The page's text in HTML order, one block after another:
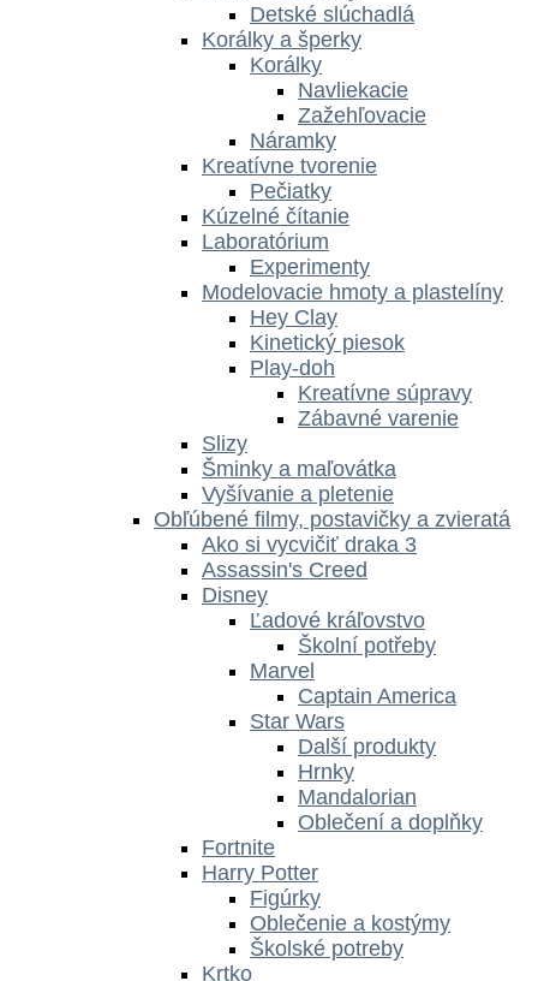
Detské slúchadlá
Korálky a šperky
Korálky
Navliekacie
Zažehľovacie
Náramky
Kreatívne tvorenie
Pečiatky
Kúzelné čítanie
Laboratórium
Experimenty
Modelovacie hmoty a plastelíny
Hey Clay
Kinetický piesok
Play-doh
Kreatívne súpravy
Zábavné varenie
Slizy
Šminky a maľovátka
Vyšívanie a pletenie
Obľúbené filmy, postavičky a zvieratá
Ako si vycvičiť draka 3
Assassin's Creed
Disney
Ľadové kráľovstvo
Školní potřeby
Marvel
Captain America
Star Wars
Další produkty
Hrnky
Mandalorian
Oblečení a doplňky
Fortnite
Harry Potter
Figúrky
Oblečenie a kostýmy
Školské potreby
Krtko